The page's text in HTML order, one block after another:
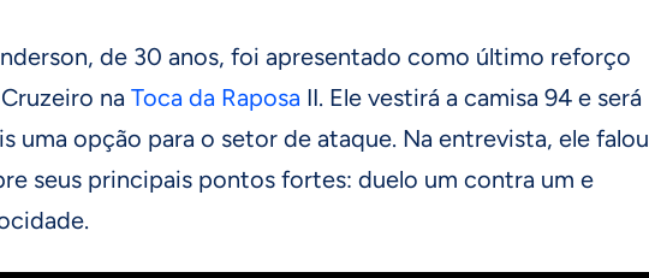
de 30 anos, foi apresentado como último reforço
na Toca da Raposa II. Ele vestirá a camisa 94 e será
uma opção para o setor de ataque. Na entrevista, ele falou
seus principais pontos fortes: duelo um contra um e